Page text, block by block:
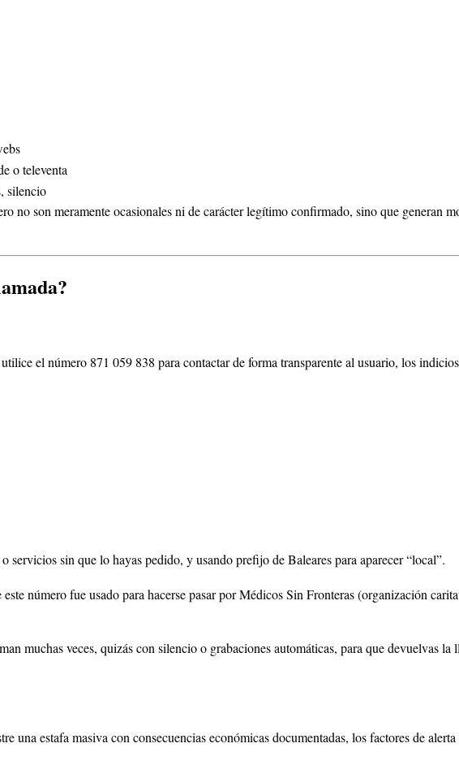
o televenta
silencio
no son meramente ocasionales ni de carácter legítimo confirmado, sino que generan
el número 871 059 838 para contactar de forma transparente al usuario, los
servicios sin que lo hayas pedido, y usando prefijo de Baleares para aparecer “local”.
número fue usado para hacerse pasar por Médicos Sin Fronteras (organización
muchas veces, quizás con silencio o grabaciones automáticas, para que devuelvas la
una estafa masiva con consecuencias económicas documentadas, los factores de